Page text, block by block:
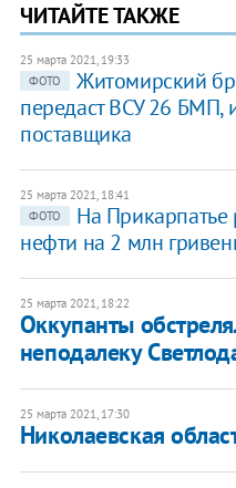
ЧИТАЙТЕ ТАКЖЕ
25 марта 2021, 19:33
ФОТО
Житомирский
передаст ВСУ 26 БМП,
поставщика
25 марта 2021, 18:41
ФОТО
На
нефти на 2 млн
25 марта 2021, 18:22
Оккупанты
неподалеку
25 марта 2021, 17:30
Николаевская